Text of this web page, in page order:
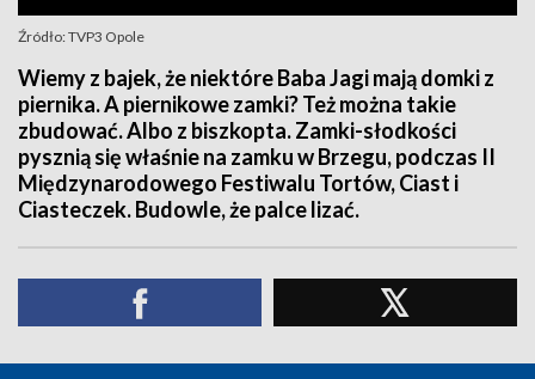
Źródło: TVP3 Opole
Wiemy z bajek, że niektóre Baba Jagi mają domki z
piernika. A piernikowe zamki? Też można takie
zbudować. Albo z biszkopta. Zamki-słodkości
pysznią się właśnie na zamku w Brzegu, podczas II
Międzynarodowego Festiwalu Tortów, Ciast i
Ciasteczek. Budowle, że palce lizać.